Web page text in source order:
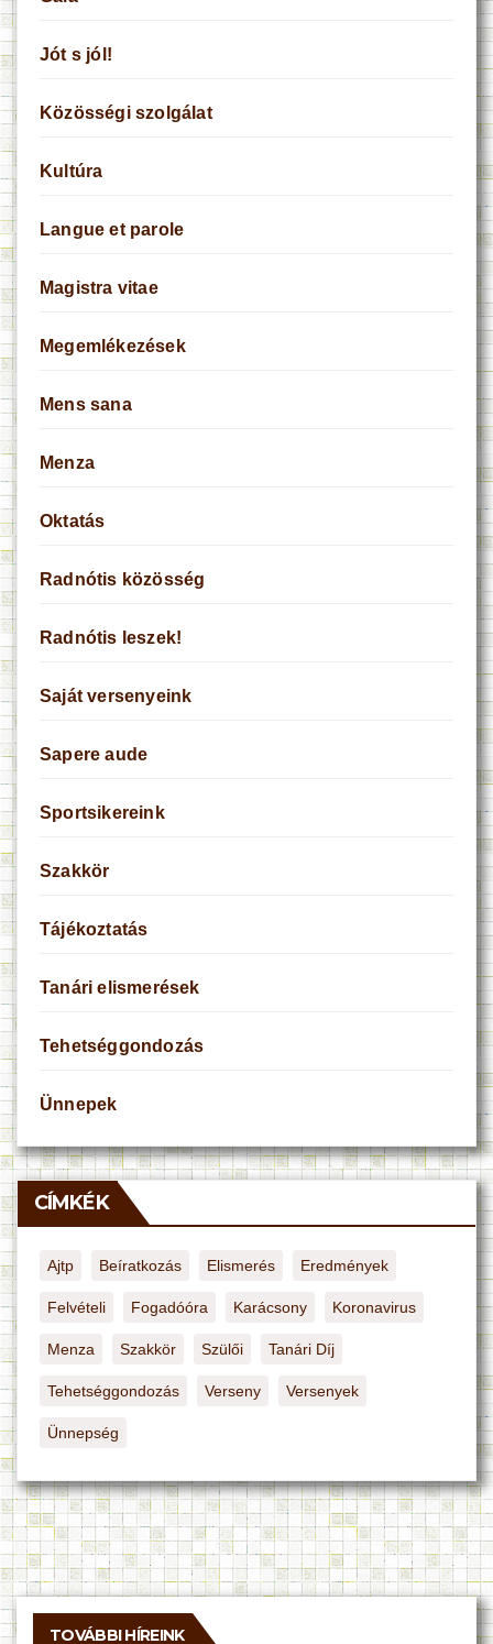
Jót s jól!
Közösségi szolgálat
Kultúra
Langue et parole
Magistra vitae
Megemlékezések
Mens sana
Menza
Oktatás
Radnótis közösség
Radnótis leszek!
Saját versenyeink
Sapere aude
Sportsikereink
Szakkör
Tájékoztatás
Tanári elismerések
Tehetséggondozás
Ünnepek
CÍMKÉK
Ajtp Beíratkozás Elismerés Eredmények
Felvételi Fogadóóra Karácsony Koronavirus
Menza Szakkör Szülői Tanári Díj
Tehetséggondozás Verseny Versenyek
Ünnepség
TOVÁBBI HÍREINK